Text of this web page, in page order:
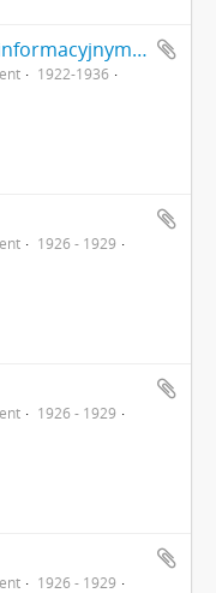
Plakat z nadrukiem informacyjnym o wykładzie Józefa Żurowskiego pt. "O wykopaliskach archeologicznych w Złotej pod Sandomierzem" w Państwowym Gimnazjum w Sandomierzu strona 1
1922-1936
1926 - 1929
1926 - 1929
1926 - 1929